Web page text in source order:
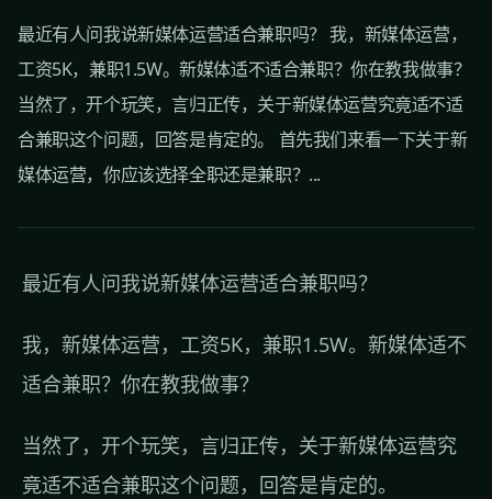
最近有人问我说新媒体运营适合兼职吗？ 我，新媒体运营，
工资5K，兼职1.5W。新媒体适不适合兼职？你在教我做事？
当然了，开个玩笑，言归正传，关于新媒体运营究竟适不适
合兼职这个问题，回答是肯定的。 首先我们来看一下关于新
媒体运营，你应该选择全职还是兼职？...
最近有人问我说新媒体运营适合兼职吗？
我，新媒体运营，工资5K，兼职1.5W。新媒体适不
适合兼职？你在教我做事？
当然了，开个玩笑，言归正传，关于新媒体运营究
竟适不适合兼职这个问题，回答是肯定的。